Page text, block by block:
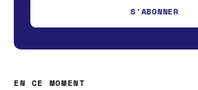
S'ABONNER
EN CE MOMENT